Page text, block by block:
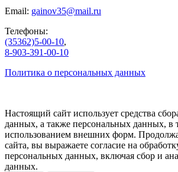
Email: gainov35@mail.ru
Телефоны:
(35362)5-00-10,
8-903-391-00-10
Политика о персональных данных
Настоящий сайт использует средства
данных, а также персональных данных, в
использованием внешних форм.
сайта, вы выражаете согласие на
персональных данных, включая сбор и
данных.